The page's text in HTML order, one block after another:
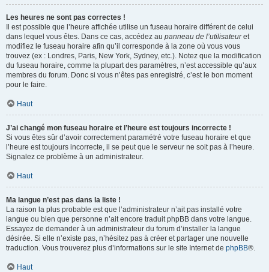
Les heures ne sont pas correctes !
Il est possible que l’heure affichée utilise un fuseau horaire différent de celui
dans lequel vous êtes. Dans ce cas, accédez au panneau de l’utilisateuret
modifiez le fuseau horaire afin qu’il corresponde à la zone où vous vous
trouvez (ex : Londres, Paris, New York, Sydney, etc.). Notez que la modification
du fuseau horaire, comme la plupart des paramètres, n’est accessible qu’aux
membres du forum. Donc si vous n’êtes pas enregistré, c’est le bon moment
pour le faire.
Haut
J’ai changé mon fuseau horaire et l’heure est toujours incorrecte !
Si vous êtes sûr d’avoir correctement paramétré votre fuseau horaire et que
l’heure est toujours incorrecte, il se peut que le serveur ne soit pas à l’heure.
Signalez ce problème à un administrateur.
Haut
Ma langue n’est pas dans la liste !
La raison la plus probable est que l’administrateur n’ait pas installé votre
langue ou bien que personne n’ait encore traduit phpBB dans votre langue.
Essayez de demander à un administrateur du forum d’installer la langue
désirée. Si elle n’existe pas, n’hésitez pas à créer et partager une nouvelle
traduction. Vous trouverez plus d’informations sur le site Internet de phpBB®.
Haut